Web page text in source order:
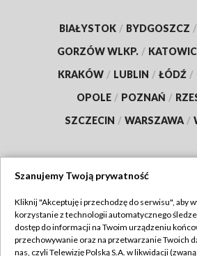
BIAŁYSTOK / BYDGOSZCZ /
GORZÓW WLKP. /
KRAKÓW / LUBLIN / ŁÓDŹ /
OPOLE / POZNAŃ /
SZCZECIN / WARSZAWA /
TVP
Abonament TVP
Regulamin TVP
Szanujemy Twoją prywatność
Kliknij "Akceptuję i przechodzę do serwisu", aby
korzystanie z technologii automatycznego
dostęp do informacji na Twoim urządzeniu
przechowywanie oraz na przetwarzanie Twoich
nas, czyli Telewizję Polską S.A. w likwidacji